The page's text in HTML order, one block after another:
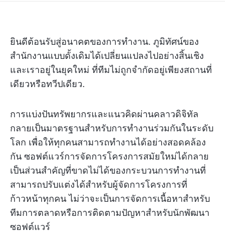
ยินดีต้อนรับสู่อนาคตของการทำงาน. ภูมิทัศน์ของ
สำนักงานแบบดั้งเดิมได้เปลี่ยนแปลงไปอย่างสิ้นเชิง
และเราอยู่ในยุคใหม่ ที่ทีมไม่ถูกจำกัดอยู่เพียงสถานที่
เดียวหรือทวีปเดียว.
การแบ่งปันทรัพยากรและแนวคิดผ่านคลาวดิจิทัล
กลายเป็นมาตรฐานสำหรับการทำงานร่วมกันในระดับ
โลก เพื่อให้ทุกคนสามารถทำงานได้อย่างสอดคล้อง
กัน ซอฟต์แวร์การจัดการโครงการสมัยใหม่ได้กลาย
เป็นส่วนสำคัญที่ขาดไม่ได้ของกระบวนการทำงานที่
สามารถปรับแต่งได้สำหรับผู้จัดการโครงการที่
ก้าวหน้าทุกคน ไม่ว่าจะเป็นการจัดการเนื้อหาสำหรับ
ทีมการตลาดหรือการติดตามปัญหาสำหรับนักพัฒนา
ซอฟต์แวร์